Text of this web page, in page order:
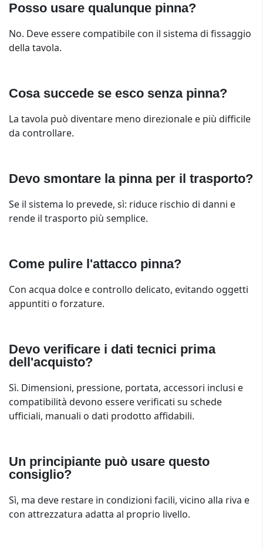
Posso usare qualunque pinna?
No. Deve essere compatibile con il sistema di fissaggio
della tavola.
Cosa succede se esco senza pinna?
La tavola può diventare meno direzionale e più difficile
da controllare.
Devo smontare la pinna per il trasporto?
Se il sistema lo prevede, sì: riduce rischio di danni e
rende il trasporto più semplice.
Come pulire l'attacco pinna?
Con acqua dolce e controllo delicato, evitando oggetti
appuntiti o forzature.
Devo verificare i dati tecnici prima
dell'acquisto?
Sì. Dimensioni, pressione, portata, accessori inclusi e
compatibilità devono essere verificati su schede
ufficiali, manuali o dati prodotto affidabili.
Un principiante può usare questo
consiglio?
Sì, ma deve restare in condizioni facili, vicino alla riva e
con attrezzatura adatta al proprio livello.